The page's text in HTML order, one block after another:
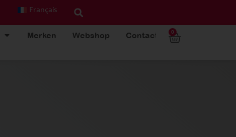
Français
Merken Webshop Contact 0